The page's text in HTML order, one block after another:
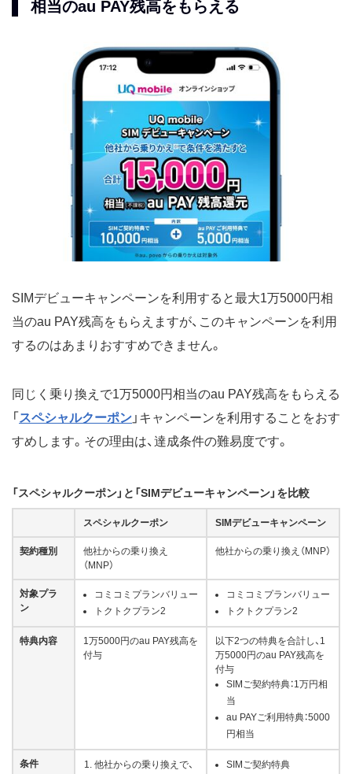
相当のau PAY残高をもらえる
SIMデビューキャンペーンを利用すると最大1万5000円相
当のau PAY残高をもらえますが、このキャンペーンを利用
するのはあまりおすすめできません。
同じく乗り換えで1万5000円相当のau PAY残高をもらえる
「 スペシャルクーポン 」キャンペーンを利用することをおす
すめします。その理由は、達成条件の難易度です。
「スペシャルクーポン」と「SIMデビューキャンペーン」を比較
スペシャルクーポン SIMデビューキャンペーン
契約種別
他社からの乗り換え
（MNP）
他社からの乗り換え（MNP）
対象プラ
ン
コミコミプランバリュー
トクトクプラン2
コミコミプランバリュー
トクトクプラン2
特典内容
1万5000円のau PAY残高を
付与
以下2つの特典を合計し、1
万5000円のau PAY残高を
付与
SIMご契約特典：1万円相
当
au PAYご利用特典：5000
円相当
条件
他社からの乗り換えで、
SIMご契約特典